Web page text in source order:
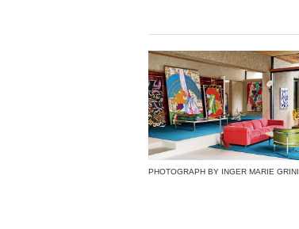
PHOTOGRAPH BY INGER MARIE GRINI